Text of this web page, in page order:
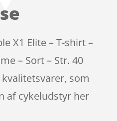
X1 Elite – T-shirt –
– Sort – Str. 40
som
af cykeludstyr her